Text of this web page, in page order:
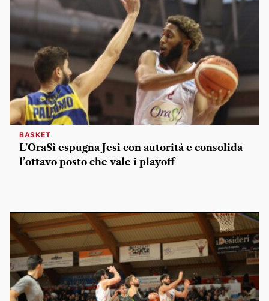
BASKET
L’OraSì espugna Jesi con autorità e consolida
l’ottavo posto che vale i playoff